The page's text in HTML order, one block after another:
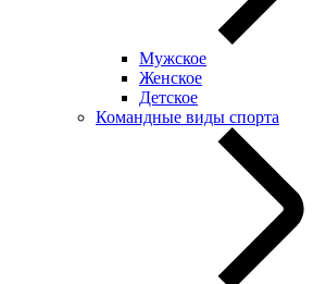
Мужское
Женское
Детское
Командные виды спорта